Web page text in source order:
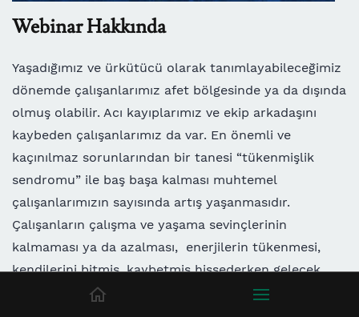
Webinar Hakkında
Yaşadığımız ve ürkütücü olarak tanımlayabileceğimiz
dönemde çalışanlarımız afet bölgesinde ya da dışında
olmuş olabilir. Acı kayıplarımız ve ekip arkadaşını
kaybeden çalışanlarımız da var. En önemli ve
kaçınılmaz sorunlarından bir tanesi “tükenmişlik
sendromu” ile baş başa kalması muhtemel
çalışanlarımızın sayısında artış yaşanmasıdır.
Çalışanların çalışma ve yaşama sevinçlerinin
kalmaması ya da azalması, enerjilerin tükenmesi,
kendilerini bitmiş, kaybetmiş hissederken gelecek
umutları da tükenmiş oluyor.